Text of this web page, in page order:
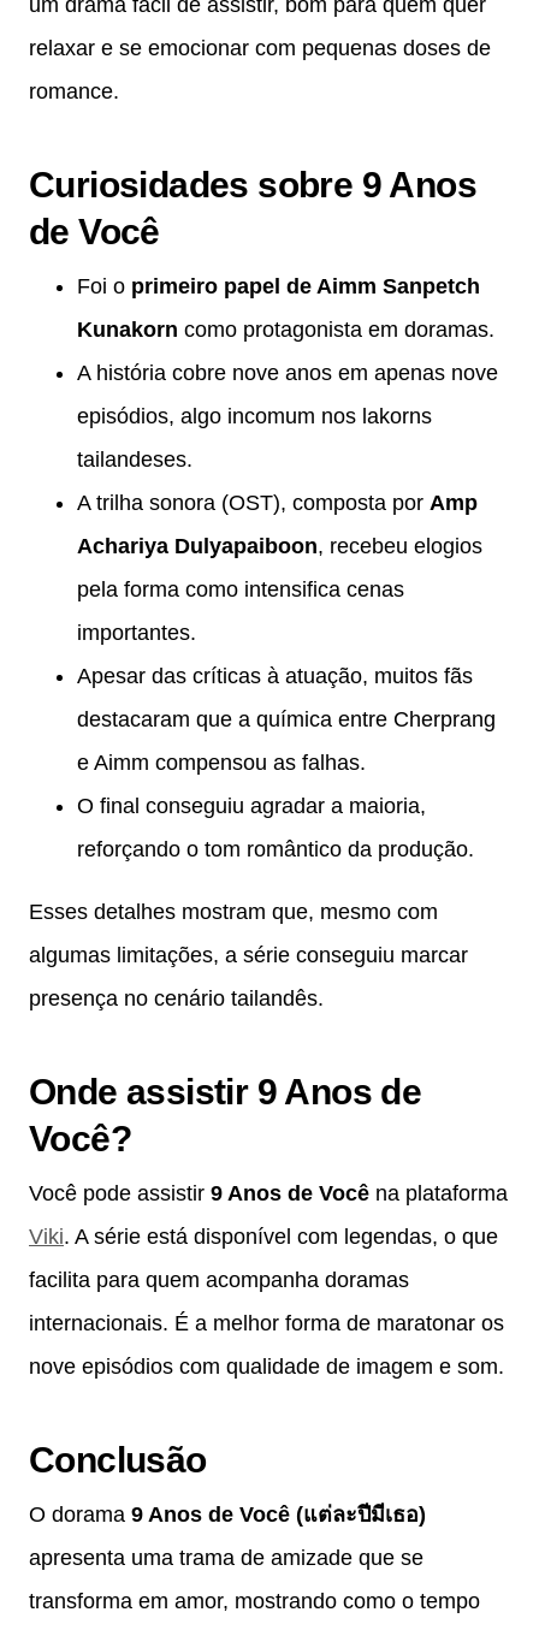
relaxar e se emocionar com pequenas doses de
romance.
Curiosidades sobre 9 Anos
de Você
Foi o primeiro papel de Aimm Sanpetch
Kunakorn como protagonista em doramas.
A história cobre nove anos em apenas nove
episódios, algo incomum nos lakorns
tailandeses.
A trilha sonora (OST), composta por Amp
Achariya Dulyapaiboon, recebeu elogios
pela forma como intensifica cenas
importantes.
Apesar das críticas à atuação, muitos fãs
destacaram que a química entre Cherprang
e Aimm compensou as falhas.
O final conseguiu agradar a maioria,
reforçando o tom romântico da produção.
Esses detalhes mostram que, mesmo com
algumas limitações, a série conseguiu marcar
presença no cenário tailandês.
Onde assistir 9 Anos de
Você?
Você pode assistir 9 Anos de Você na plataforma
Viki. A série está disponível com legendas, o que
facilita para quem acompanha doramas
internacionais. É a melhor forma de maratonar os
nove episódios com qualidade de imagem e som.
Conclusão
O dorama 9 Anos de Você (แต่ละปีมีเธอ)
apresenta uma trama de amizade que se
transforma em amor, mostrando como o tempo